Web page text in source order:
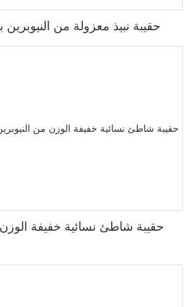
حقيبة نبيذ معزولة من النيوبرين
حقيبة شاطئ نسائية خفيفة